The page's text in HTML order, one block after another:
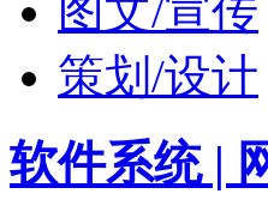
图文/宣传
策划/设计
软件系统 |